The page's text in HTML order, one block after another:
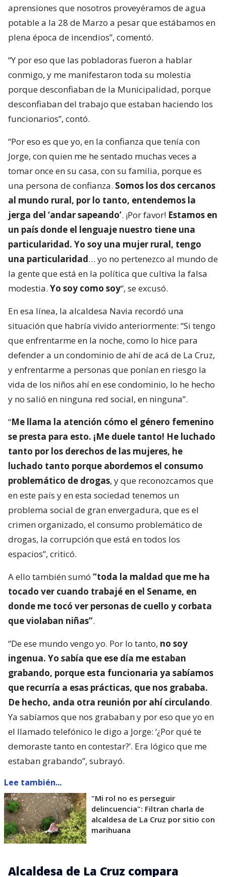
aprensiones que nosotros proveyéramos de agua
potable a la 28 de Marzo a pesar que estábamos en
plena época de incendios”, comentó.
“Y por eso que las pobladoras fueron a hablar
conmigo, y me manifestaron toda su molestia
porque desconfiaban de la Municipalidad, porque
desconfiaban del trabajo que estaban haciendo los
funcionarios”, contó.
“Por eso es que yo, en la confianza que tenía con
Jorge, con quien me he sentado muchas veces a
tomar once en su casa, con su familia, porque es
una persona de confianza. Somos los dos cercanos
al mundo rural, por lo tanto, entendemos la
jerga del ‘andar sapeando’. ¡Por favor! Estamos en
un país donde el lenguaje nuestro tiene una
particularidad. Yo soy una mujer rural, tengo
una particularidad… yo no pertenezco al mundo de
la gente que está en la política que cultiva la falsa
modestia. Yo soy como soy“, se excusó.
En esa línea, la alcaldesa Navia recordó una
situación que habría vivido anteriormente: “Si tengo
que enfrentarme en la noche, como lo hice para
defender a un condominio de ahí de acá de La Cruz,
y enfrentarme a personas que ponían en riesgo la
vida de los niños ahí en ese condominio, lo he hecho
y no salió en ninguna red social, en ninguna”.
“Me llama la atención cómo el género femenino
se presta para esto. ¡Me duele tanto! He luchado
tanto por los derechos de las mujeres, he
luchado tanto porque abordemos el consumo
problemático de drogas, y que reconozcamos que
en este país y en esta sociedad tenemos un
problema social de gran envergadura, que es el
crimen organizado, el consumo problemático de
drogas, la corrupción que está en todos los
espacios”, criticó.
A ello también sumó “toda la maldad que me ha
tocado ver cuando trabajé en el Sename, en
donde me tocó ver personas de cuello y corbata
que violaban niñas”.
“De ese mundo vengo yo. Por lo tanto, no soy
ingenua. Yo sabía que ese día me estaban
grabando, porque esta funcionaria ya sabíamos
que recurría a esas prácticas, que nos grababa.
De hecho, anda otra reunión por ahí circulando.
Ya sabíamos que nos grababan y por eso que yo en
el llamado telefónico le digo a Jorge: ‘¿Por qué te
demoraste tanto en contestar?’. Era lógico que me
estaban grabando”, subrayó.
Lee también...
"Mi rol no es perseguir
delincuencia": Filtran charla de
alcaldesa de La Cruz por sitio con
marihuana
Alcaldesa de La Cruz compara